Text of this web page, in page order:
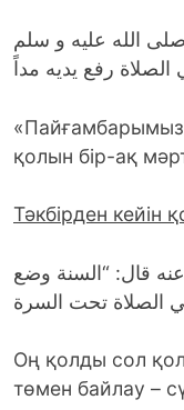
الله عليه و سلم
«Пайғамбарымыз
қолын бір-ақ
Тәкбірден кейін
قال: “السنة وضع
Оң қолды сол
төмен байлау –